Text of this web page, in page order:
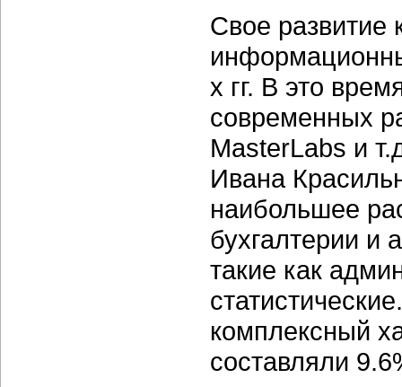
Свое развитие
х гг. В это
современных
MasterLabs и
Ивана
наибольшее
бухгалтерии и
такие как
комплексный
составляли